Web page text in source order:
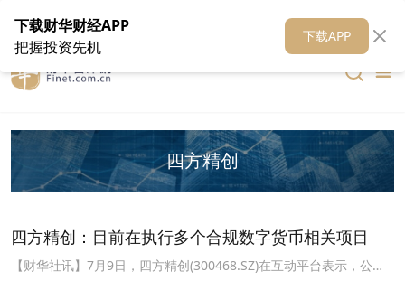
在线客服 关于我们 财华媒体矩阵 财华智库
四方精创
四方精创：目前在执行多个合规数字货币相关项目
【财华社讯】7月9日，四方精创(300468.SZ)在互动平台表示，公司
下载财华财经APP
把握投资先机
下载APP